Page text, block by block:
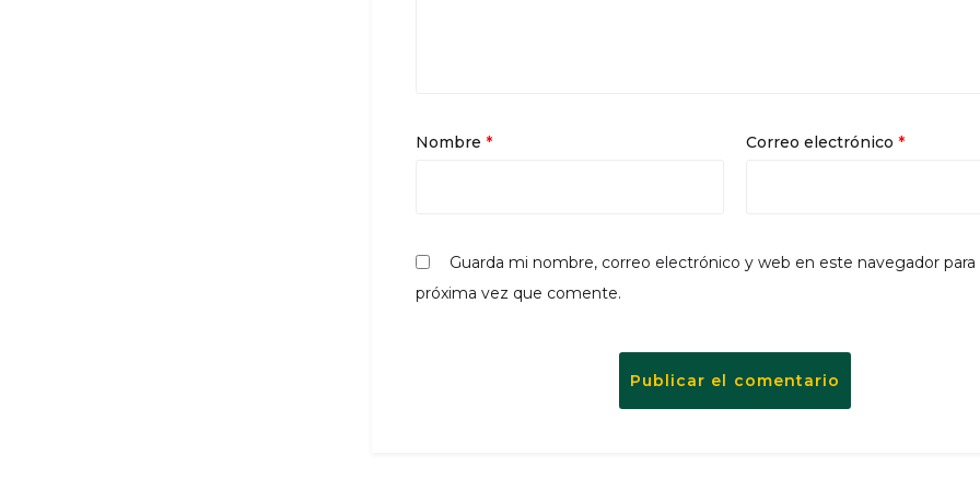
Nombre * Correo electrónico *
Guarda mi nombre, correo electrónico y web en este navegador para
próxima vez que comente.